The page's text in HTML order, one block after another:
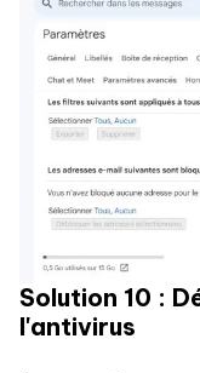
Solution 10 :
l'antivirus